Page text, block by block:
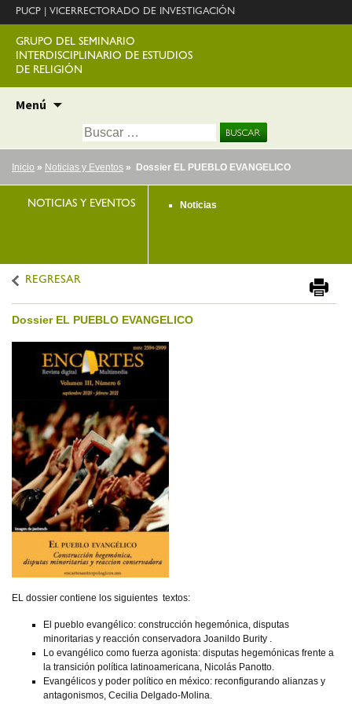
PUCP VICERRECTORADO DE INVESTIGACIÓN
GRUPO DEL SEMINARIO
INTERDISCIPLINARIO DE ESTUDIOS
DE RELIGIÓN
Menú
contenido
Buscar:
Inicio » Noticias y Eventos » Dossier EL PUEBLO EVANGELICO
NOTICIAS Y EVENTOS Noticias
REGRESAR
Dossier EL PUEBLO EVANGELICO
EL dossier contiene los siguientes textos:
El pueblo evangélico: construcción hegemónica, disputas
minoritarias y reacción conservadora Joanildo Burity .
Lo evangélico como fuerza agonista: disputas hegemónicas frente a
la transición política latinoamericana, Nicolás Panotto.
Evangélicos y poder político en méxico: reconfigurando alianzas y
antagonismos, Cecilia Delgado-Molina.